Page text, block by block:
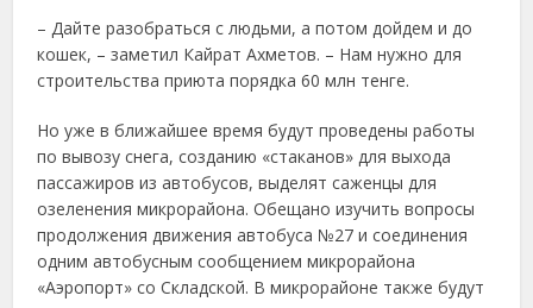
– Дайте разобраться с людьми, а потом дойдем и до
кошек, – заметил Кайрат Ахметов. – Нам нужно для
строительства приюта порядка 60 млн тенге.
Но уже в ближайшее время будут проведены работы
по вывозу снега, созданию «стаканов» для выхода
пассажиров из автобусов, выделят саженцы для
озеленения микрорайона. Обещано изучить вопросы
продолжения движения автобуса №27 и соединения
одним автобусным сообщением микрорайона
«Аэропорт» со Складской. В микрорайоне также будут